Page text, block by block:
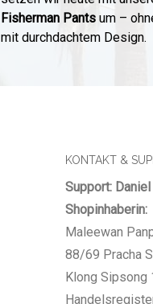
Fisherman Pantsum –
mit durchdachtem Design.
KONTAKT &
Support:
Shopinhaberin:
Maleewan
88/69 Pracha
Klong Sipsong